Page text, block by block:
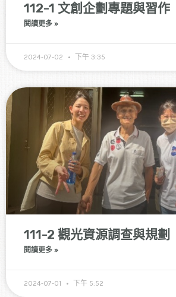
112-1 文創企劃專題與習作
閱讀更多 »
2024-07-02 下午 3:35
111-2 觀光資源調查與規劃
閱讀更多 »
2024-07-01 下午 5:52